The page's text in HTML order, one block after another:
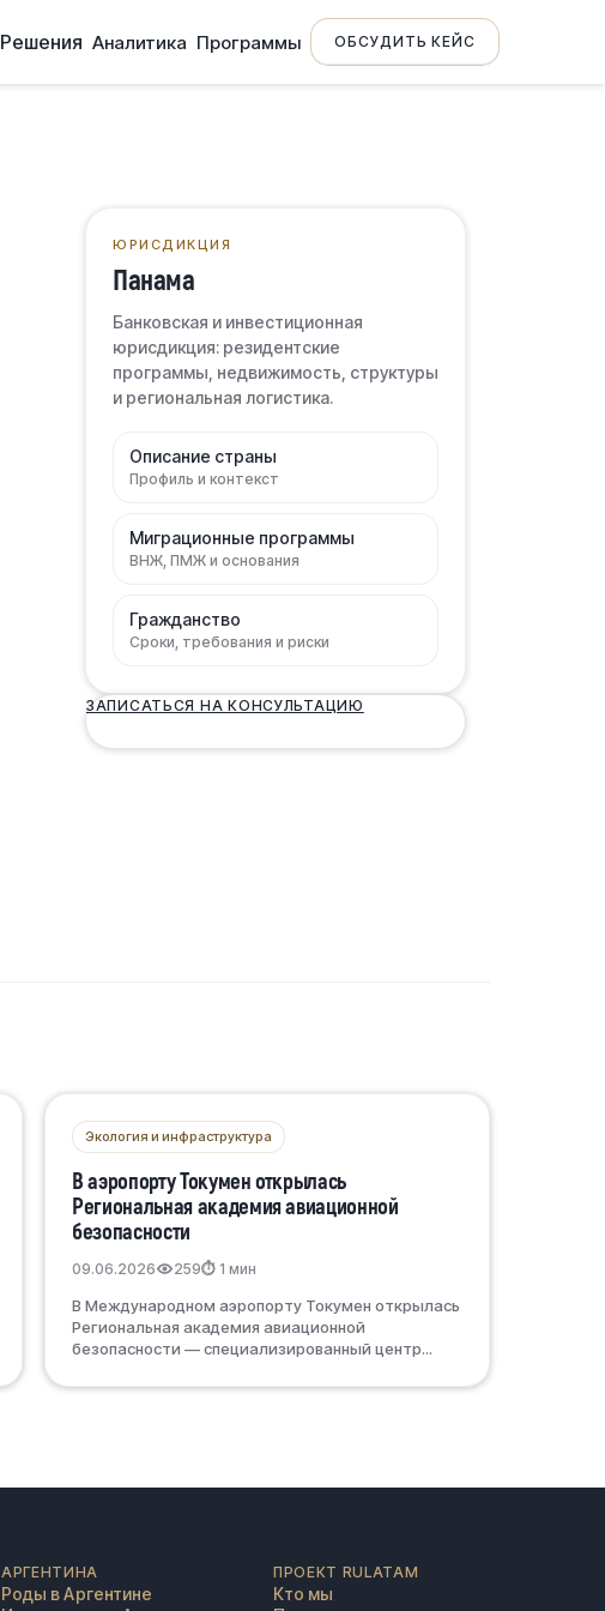
Решения Аналитика Программы ОБСУДИТЬ КЕЙС
ЮРИСДИКЦИЯ
Панама
Банковская и инвестиционная
юрисдикция: резидентские
программы, недвижимость, структуры
и региональная логистика.
Описание страны
Профиль и контекст
Миграционные программы
ВНЖ, ПМЖ и основания
Гражданство
Сроки, требования и риски
ЗАПИСАТЬСЯ НА КОНСУЛЬТАЦИЮ
Экология и инфраструктура
В аэропорту Токумен открылась
Региональная академия авиационной
безопасности
09.06.2026 259⏱ 1 мин
В Международном аэропорту Токумен открылась
Региональная академия авиационной
безопасности — специализированный центр...
АРГЕНТИНА
Роды в Аргентине
ПРОЕКТ RULATAM
Кто мы